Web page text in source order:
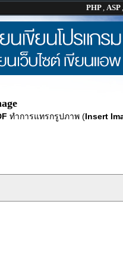
PHP, ASP,
ทำการแทรกรูปภาพ (Insert